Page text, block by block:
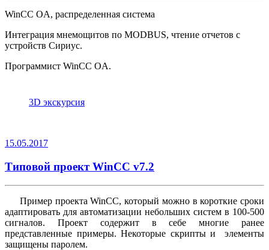
WinCC OA, распределенная система
Интеграция мнемощитов по MODBUS, чтение отчетов с
устройств Сириус.
Программист WinCC OA.
3D экскурсия
15.05.2017
Типовой проект WinCC v7.2
Пример проекта WinCC, который можно в короткие сроки
адаптировать для автоматизации небольших систем в 100-500
сигналов. Проект содержит в себе многие ранее
представленные примеры. Некоторые скрипты и элементы
защищены паролем.